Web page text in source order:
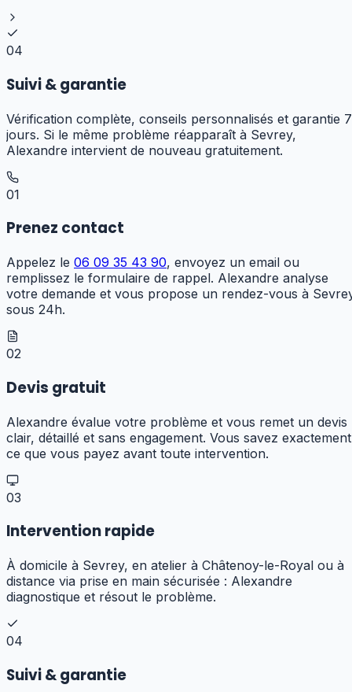
04
Suivi & garantie
Vérification complète, conseils personnalisés et garantie 7
jours. Si le même problème réapparaît à Sevrey,
Alexandre intervient de nouveau gratuitement.
01
Prenez contact
Appelez le 06 09 35 43 90, envoyez un email ou
remplissez le formulaire de rappel. Alexandre analyse
votre demande et vous propose un rendez-vous à
sous 24h.
02
Devis gratuit
Alexandre évalue votre problème et vous remet un devis
clair, détaillé et sans engagement. Vous savez exactement
ce que vous payez avant toute intervention.
03
Intervention rapide
À domicile à Sevrey, en atelier à Châtenoy-le-Royal ou à
distance via prise en main sécurisée : Alexandre
diagnostique et résout le problème.
04
Suivi & garantie